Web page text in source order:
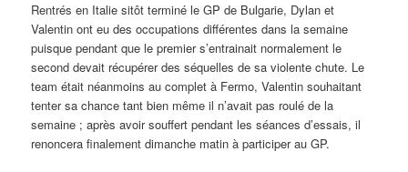
Rentrés en Italie sitôt terminé le GP de Bulgarie, Dylan et
Valentin ont eu des occupations différentes dans la semaine
puisque pendant que le premier s’entrainait normalement le
second devait récupérer des séquelles de sa violente chute. Le
team était néanmoins au complet à Fermo, Valentin souhaitant
tenter sa chance tant bien même il n’avait pas roulé de la
semaine ; après avoir souffert pendant les séances d’essais, il
renoncera finalement dimanche matin à participer au GP.